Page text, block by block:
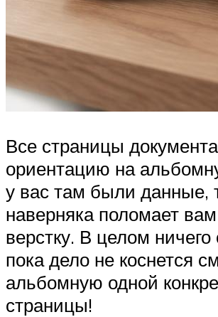
Все страницы
ориентацию на
у вас там были данные,
наверняка поломает
верстку. В целом ничего
пока дело не коснется
альбомную одной
страницы!